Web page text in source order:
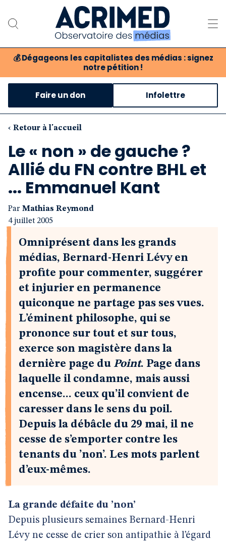
💰 Dégageons les capitalistes des médias : signez
notre pétition !
Notre association
Notre critique des médias
Nos propositions
Notre revue
Boutique
Faire un don Infolettre
‹ Retour à l'accueil
Le « non » de gauche ?
Allié du FN contre BHL et
... Emmanuel Kant
Par Mathias Reymond
4 juillet 2005
Omniprésent dans les grands
médias, Bernard-Henri Lévy en
profite pour commenter, suggérer
et injurier en permanence
quiconque ne partage pas ses vues.
L’éminent philosophe, qui se
prononce sur tout et sur tous,
exerce son magistère dans la
dernière page du Point. Page dans
laquelle il condamne, mais aussi
encense... ceux qu’il convient de
caresser dans le sens du poil.
Depuis la débâcle du 29 mai, il ne
cesse de s’emporter contre les
tenants du ’non’. Les mots parlent
d’eux-mêmes.
La grande défaite du ’non’
Depuis plusieurs semaines Bernard-Henri
Lévy ne cesse de crier son antipathie à l’égard